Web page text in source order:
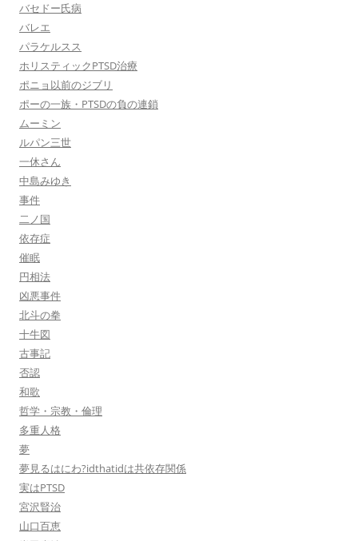
バセドー氏病
バレエ
パラケルスス
ホリスティックPTSD治療
ポニョ以前のジブリ
ポーの一族・PTSDの負の連鎖
ムーミン
ルパン三世
一休さん
中島みゆき
事件
二ノ国
依存症
催眠
円相法
凶悪事件
北斗の拳
十牛図
古事記
否認
和歌
哲学・宗教・倫理
多重人格
夢
夢見るはにわ?idthatidは共依存関係
実はPTSD
宮沢賢治
山口百恵